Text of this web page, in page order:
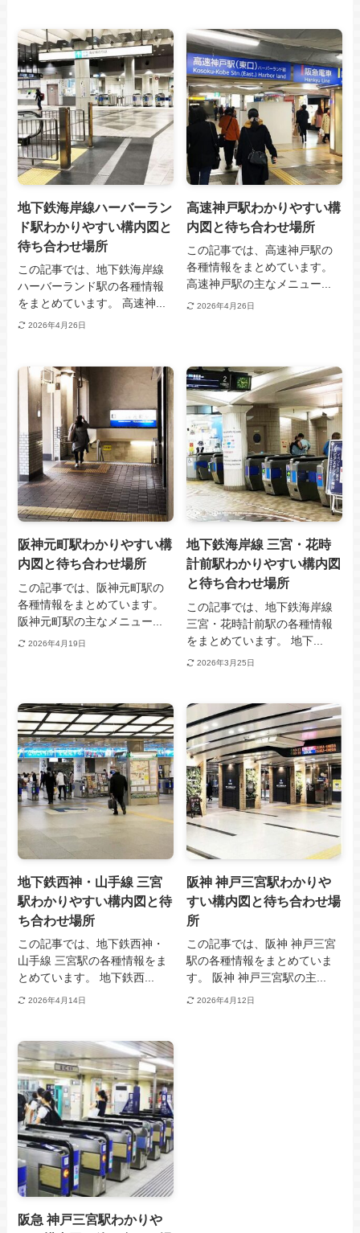
地下鉄海岸線ハーバーラン
ド駅わかりやすい構内図と
待ち合わせ場所
この記事では、地下鉄海岸線
ハーバーランド駅の各種情報
をまとめています。 高速神...
2026年4月26日
高速神戸駅わかりやすい構
内図と待ち合わせ場所
この記事では、高速神戸駅の
各種情報をまとめています。
高速神戸駅の主なメニュー...
2026年4月26日
阪神元町駅わかりやすい構
内図と待ち合わせ場所
この記事では、阪神元町駅の
各種情報をまとめています。
阪神元町駅の主なメニュー...
2026年4月19日
地下鉄海岸線 三宮・花時
計前駅わかりやすい構内図
と待ち合わせ場所
この記事では、地下鉄海岸線
三宮・花時計前駅の各種情報
をまとめています。 地下...
2026年3月25日
地下鉄西神・山手線 三宮
駅わかりやすい構内図と待
ち合わせ場所
この記事では、地下鉄西神・
山手線 三宮駅の各種情報をま
とめています。 地下鉄西...
2026年4月14日
阪神 神戸三宮駅わかりや
すい構内図と待ち合わせ場
所
この記事では、阪神 神戸三宮
駅の各種情報をまとめていま
す。 阪神 神戸三宮駅の主...
2026年4月12日
阪急 神戸三宮駅わかりや